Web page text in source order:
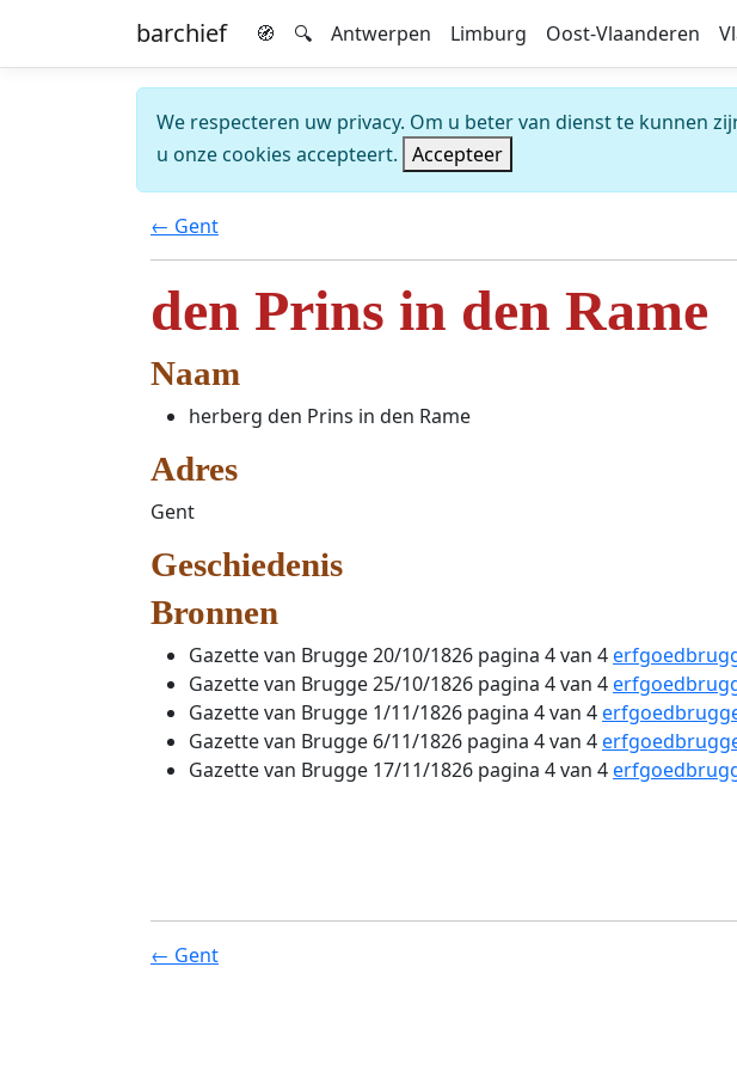
barchief 🧭 🔍 Antwerpen Limburg Oost-Vlaanderen
We respecteren uw privacy. Om u beter van dienst te kunnen
u onze cookies accepteert. Accepteer
← Gent
den Prins in den Rame
Naam
herberg den Prins in den Rame
Adres
Gent
Geschiedenis
Bronnen
Gazette van Brugge 20/10/1826 pagina 4 van 4
Gazette van Brugge 25/10/1826 pagina 4 van 4
Gazette van Brugge 1/11/1826 pagina 4 van 4
Gazette van Brugge 6/11/1826 pagina 4 van 4
Gazette van Brugge 17/11/1826 pagina 4 van 4
← Gent